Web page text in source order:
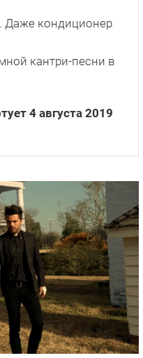
Даже кондиционер
кантри-песни в
4 августа 2019